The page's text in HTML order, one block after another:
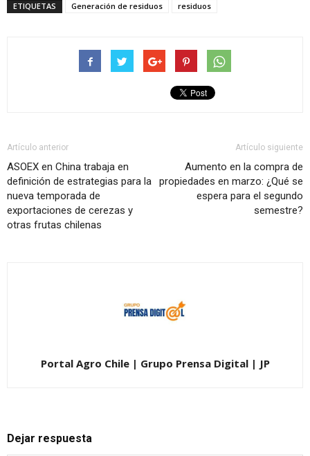
ETIQUETAS Generación de residuos residuos
Artículo anterior
ASOEX en China trabaja en
definición de estrategias para la
nueva temporada de
exportaciones de cerezas y
otras frutas chilenas
Artículo siguiente
Aumento en la compra de
propiedades en marzo: ¿Qué se
espera para el segundo
semestre?
Portal Agro Chile | Grupo Prensa Digital | JP
Dejar respuesta